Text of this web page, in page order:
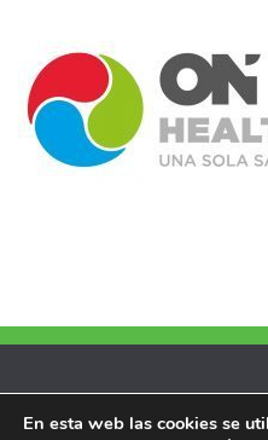
En esta web las cookies se